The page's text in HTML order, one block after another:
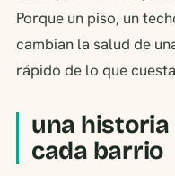
Porque un piso, un
cambian la salud de
rápido de lo que
una historia
cada barrio